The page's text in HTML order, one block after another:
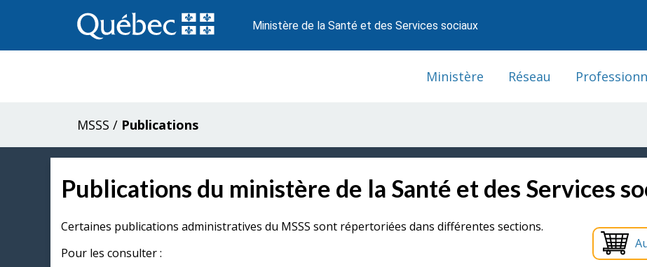
au
contenu
Ministère de la Santé et des Services sociaux
Ministère Réseau
MSSS / Publications
Publications du ministère de la Santé et des Services
Certaines publications administratives du MSSS sont répertoriées dans différentes sections.
Pour les consulter :